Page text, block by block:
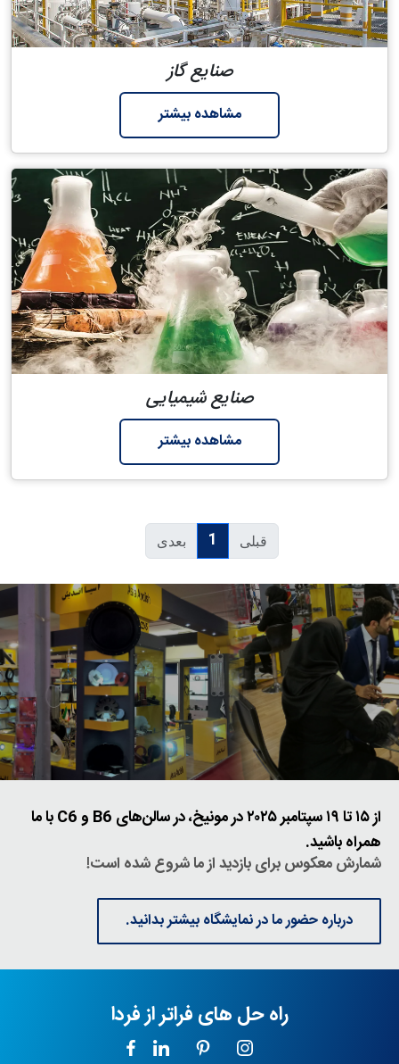
صنایع گاز
مشاهده بیشتر
صنایع شیمیایی
مشاهده بیشتر
قبلی 1 بعدی
از ۱۵ تا ۱۹ سپتامبر ۲۰۲۵ در مونیخ، در سالن‌های B6 و C6 با ما
همراه باشید.
شمارش معکوس برای بازدید از ما شروع شده است!
درباره حضور ما در نمایشگاه بیشتر بدانید.
راه حل های فراتر از فردا